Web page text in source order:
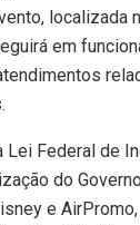
localizada
em
Federal de
do
e